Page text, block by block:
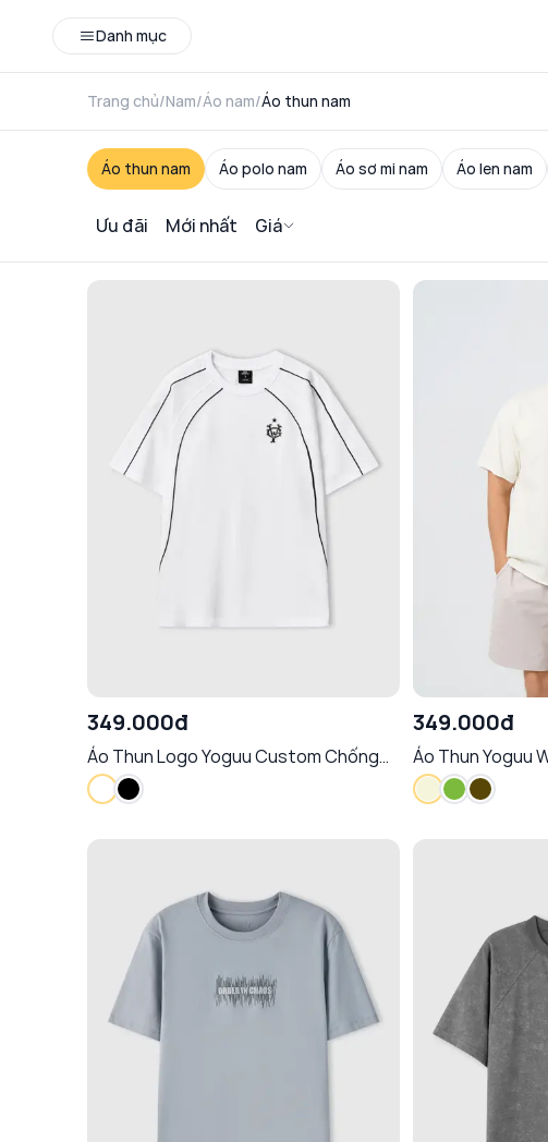
Danh mục
Trang chủ/Nam/Áo nam/Áo thun nam
Áo thun nam Áo polo nam Áo sơ mi nam Áo len nam
Ưu đãi Mới nhất Giá
349.000đ
Áo Thun Logo Yoguu Custom Chống
Nhăn Giữ Phom
349.000đ
Áo Thun Yoguu
Chống Nhăn Giữ